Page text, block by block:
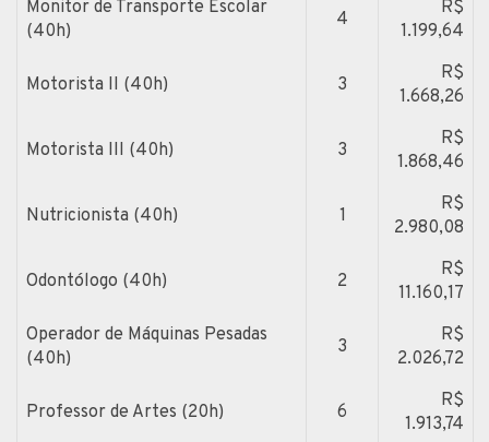
Monitor de Transporte Escolar
(40h)
4
R$
1.199,64
Motorista II (40h) 3
R$
1.668,26
Motorista III (40h) 3
R$
1.868,46
Nutricionista (40h) 1
R$
2.980,08
Odontólogo (40h) 2
R$
11.160,17
Operador de Máquinas Pesadas
(40h)
3
R$
2.026,72
Professor de Artes (20h) 6
R$
1.913,74